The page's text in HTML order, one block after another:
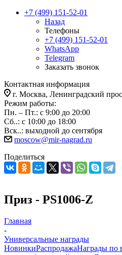
+7 (499) 151-52-01
Назад
Телефоны
+7 (499) 151-52-01
WhatsApp
Telegram
Заказать звонок
Контактная информация
г. Москва, Ленинградский
Режим работы:
Пн. – Пт.: с 9:00 до 20:00
Сб..: с 10:00 до 18:00
Вск..: выходной до сентября
moscow@mir-nagrad.ru
Поделиться
Приз - PS1006-Z
Главная
-
Универсальные награды
НовинкиРаспродажаНаграды по